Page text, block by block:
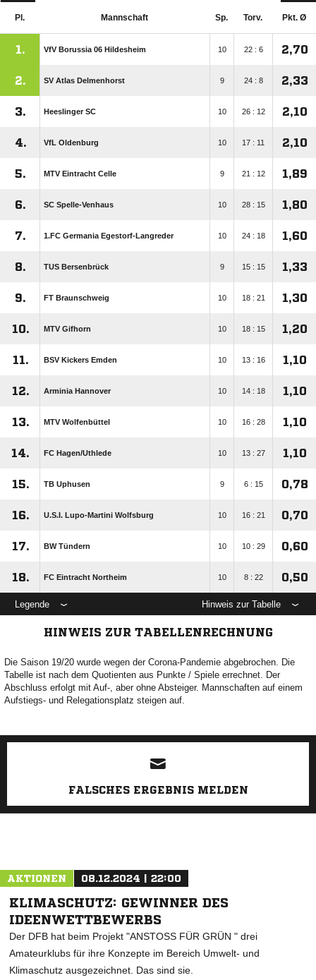
Pl. Mannschaft Sp. Torv. Pkt. Ø
1. VfV Borussia 06 Hildesheim 10 22 : 6 2,70
2. SV Atlas Delmenhorst 9 24 : 8 2,33
3. Heeslinger SC 10 26 : 12 2,10
4. VfL Oldenburg 10 17 : 11 2,10
5. MTV Eintracht Celle 9 21 : 12 1,89
6. SC Spelle-Venhaus 10 28 : 15 1,80
7. 1.FC Germania Egestorf-Langreder 10 24 : 18 1,60
8. TUS Bersenbrück 9 15 : 15 1,33
9. FT Braunschweig 10 18 : 21 1,30
10. MTV Gifhorn 10 18 : 15 1,20
11. BSV Kickers Emden 10 13 : 16 1,10
12. Arminia Hannover 10 14 : 18 1,10
13. MTV Wolfenbüttel 10 16 : 28 1,10
14. FC Hagen/​Uthlede 10 13 : 27 1,10
15. TB Uphusen 9 6 : 15 0,78
16. U.S.I. Lupo-Martini Wolfsburg 10 16 : 21 0,70
17. BW Tündern 10 10 : 29 0,60
18. FC Eintracht Northeim 10 8 : 22 0,50
Legende Hinweis zur Tabelle
HINWEIS ZUR TABELLENRECHNUNG
Die Saison 19/20 wurde wegen der Corona-Pandemie abgebrochen. Die
Tabelle ist nach dem Quotienten aus Punkte / Spiele errechnet. Der
Abschluss erfolgt mit Auf-, aber ohne Absteiger. Mannschaften auf einem
Aufstiegs- und Relegationsplatz steigen auf.
ANZEIGE
FALSCHES ERGEBNIS MELDEN
AKTIONEN 08.12.2024 | 22:00
KLIMASCHUTZ: GEWINNER DES
IDEENWETTBEWERBS
Der DFB hat beim Projekt "ANSTOSS FÜR GRÜN " drei
Amateurklubs für ihre Konzepte im Bereich Umwelt- und
Klimaschutz ausgezeichnet. Das sind sie.